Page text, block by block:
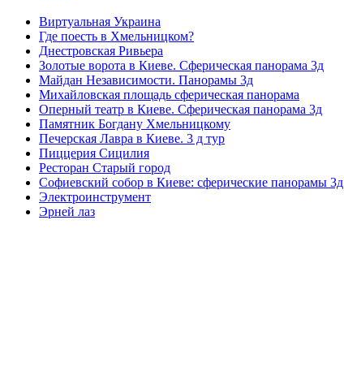
Виртуальная Украина
Где поесть в Хмельницком?
Днестровская Ривьера
Золотые ворота в Киеве. Сферическая панорама 3д
Майдан Независимости. Панорамы 3д
Михайловская площадь сферическая панорама
Оперный театр в Киеве. Сферическая панорама 3д
Памятник Богдану Хмельницкому
Печерская Лавра в Киеве. 3 д тур
Пиццерия Сицилия
Ресторан Старый город
Софиевский собор в Киеве: сферические панорамы 3д
Электроинструмент
Эрней лаз